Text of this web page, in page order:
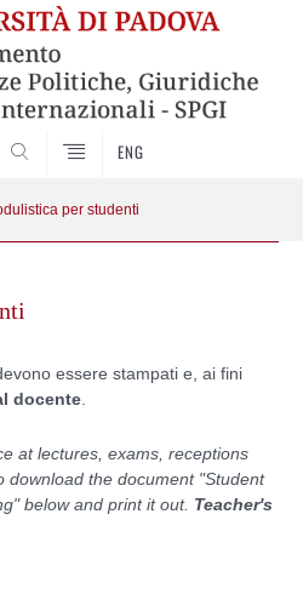
ENG
per studenti
essere stampati e, ai fini
docente
at lectures, exams, receptions
download the document "Student
below and print it out. Teacher's